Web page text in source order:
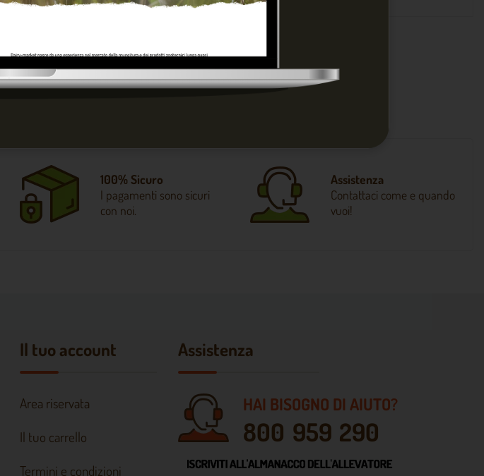
100% Sicuro
I pagamenti sono sicuri
con noi.
Assistenza
Contattaci come e quando
vuoi!
Il tuo account
Area riservata
Il tuo carrello
Termini e condizioni
Assistenza
HAI BISOGNO DI AIUTO?
800 959 290